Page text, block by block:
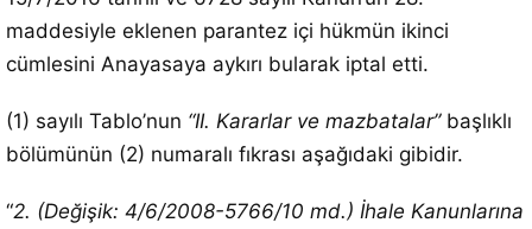
maddesiyle eklenen parantez içi hükmün ikinci
cümlesini Anayasaya aykırı bularak iptal etti.
(1) sayılı Tablo’nun “II. Kararlar ve mazbatalar” başlıklı
bölümünün (2) numaralı fıkrası aşağıdaki gibidir.
“2. (Değişik: 4/6/2008-5766/10 md.) İhale Kanunlarına